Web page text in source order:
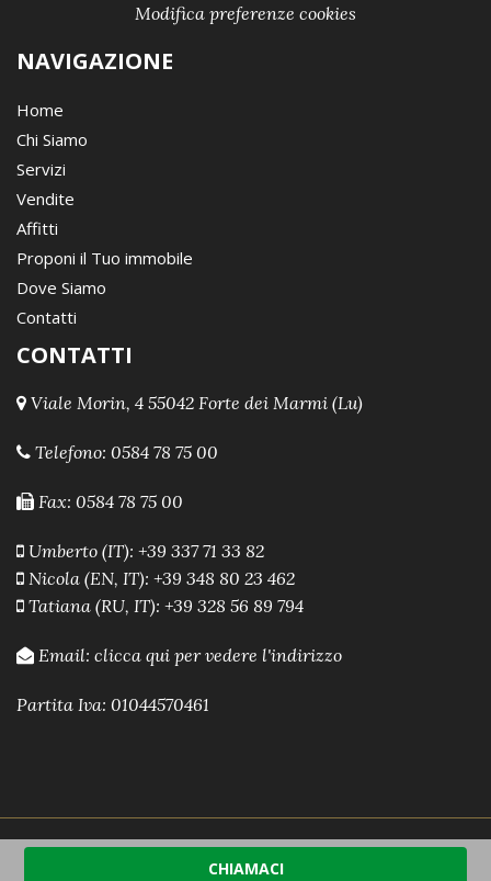
CHIAMACI
Modifica preferenze cookies
NAVIGAZIONE
Home
Chi Siamo
Servizi
Vendite
Affitti
Proponi il Tuo immobile
Dove Siamo
Contatti
CONTATTI
Viale Morin, 4 55042 Forte dei Marmi (Lu)
Telefono: 0584 78 75 00
Fax: 0584 78 75 00
Umberto (IT): +39 337 71 33 82
Nicola (EN, IT): +39 348 80 23 462
Tatiana (RU, IT): +39 328 56 89 794
Email: clicca qui per vedere l'indirizzo
Partita Iva: 01044570461
Powered by A.R.E.A. Software immobiliare-Sito Web
Immobiliare by A.R.E.A.